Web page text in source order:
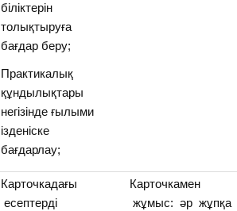
біліктерін
толықтыруға
бағдар беру;
Практикалық
құндылықтары
негізінде ғылыми
ізденіске
бағдарлау;
Карточкадағы
есептерді
Карточкамен
жұмыс: әр жұпқа